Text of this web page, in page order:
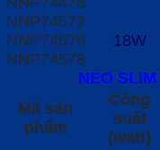
NNP74572
NNP74579
NNP74578
18W
NEO
Mã sản
phẩm
Công
suất
(watt)